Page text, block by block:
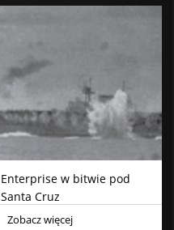
Enterprise w bitwie pod
Santa Cruz
Zobacz więcej